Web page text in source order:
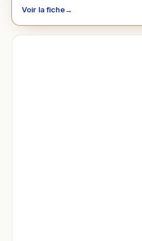
Voir la fiche→